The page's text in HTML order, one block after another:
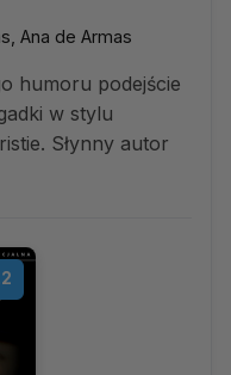
Ana de Armas
humoru podejście
w stylu
Słynny autor